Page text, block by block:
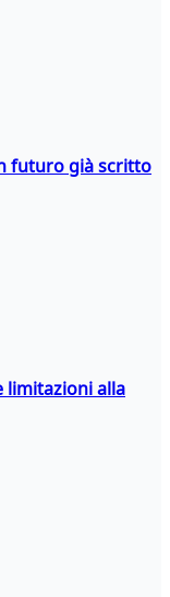
futuro già scritto
limitazioni alla